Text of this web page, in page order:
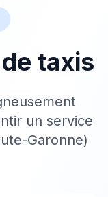
taxis
un service
Garonne)